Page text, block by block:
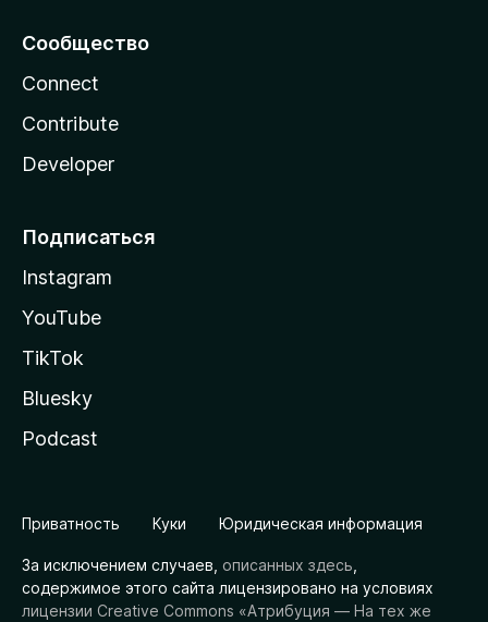
Сообщество
Connect
Contribute
Developer
Подписаться
Instagram
YouTube
TikTok
Bluesky
Podcast
Приватность Куки Юридическая информация
За исключением случаев, описанных здесь
содержимое этого сайта лицензировано на условиях
лицензии Creative Commons «Атрибуция — На тех же